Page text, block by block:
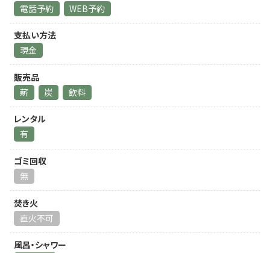
電話予約
WEB予約
支払い方法
現金
販売品
薪
炭 飲料
レンタル
有
ゴミ回収
無
焚き火
直火不可
風呂・シャワー